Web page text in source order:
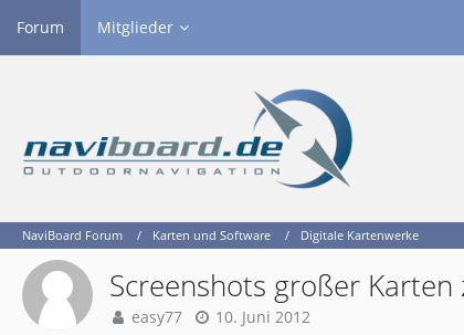
Forum Mitglieder
NaviBoard Forum Karten und Software Digitale Kartenwerke
Screenshots großer
easy77 10. Juni 2012